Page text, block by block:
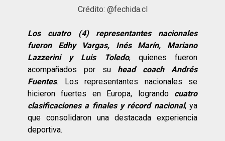
Crédito: @fechida.cl
Los cuatro (4) representantes nacionales
fueron Edhy Vargas, Inés Marín, Mariano
Lazzerini y Luis Toledo, quienes fueron
acompañados por su head coach Andrés
Fuentes. Los representantes nacionales se
hicieron fuertes en Europa, logrando cuatro
clasificaciones a finales y récord nacional, ya
que consolidaron una destacada experiencia
deportiva.